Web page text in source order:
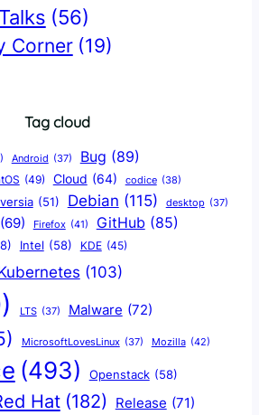
(56)
Corner (19)
Tag cloud
Android (37) Bug (89)
(49) Cloud (64) codice (38)
(51) Debian (115) desktop (37)
(69) Firefox (41) GitHub (85)
Intel (58) KDE (45)
(103)
LTS (37) Malware (72)
MicrosoftLovesLinux (37) Mozilla (42)
(493) Openstack (58)
Hat (182) Release (71)